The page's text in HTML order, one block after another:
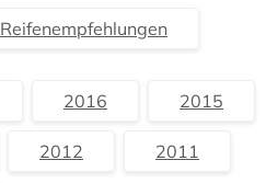
Reifenempfehlungen
2016 2015
2012 2011